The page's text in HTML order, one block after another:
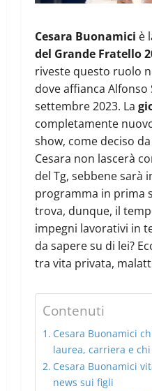
Cesara Buonamici è
del Grande Fratello
riveste questo ruolo
dove affianca Alfonso
settembre 2023. La
completamente
show, come deciso
Cesara non lascerà
del Tg, sebbene sarà
programma in prima
trova, dunque, il
impegni lavorativi in
da sapere su di lei?
tra vita privata,
Contenuti
Cesara Buonamici
laurea, carriera e
Cesara Buonamici
news sui figli